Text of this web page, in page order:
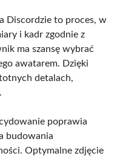
Discordzie to proces, w
i kadr zgodnie z
ma szansę wybrać
awatarem. Dzięki
detalach,
poprawia
budowania
Optymalne zdjęcie